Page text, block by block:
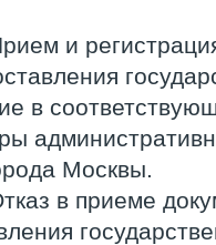
и
в
Москвы.
в приеме